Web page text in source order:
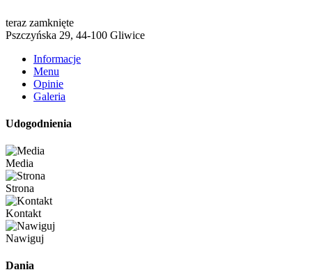
teraz zamknięte
Pszczyńska 29, 44-100 Gliwice
Informacje
Menu
Opinie
Galeria
Udogodnienia
Media
Strona
Kontakt
Nawiguj
Dania